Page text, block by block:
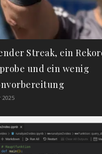
Streak, ein
und ein wenig
2025